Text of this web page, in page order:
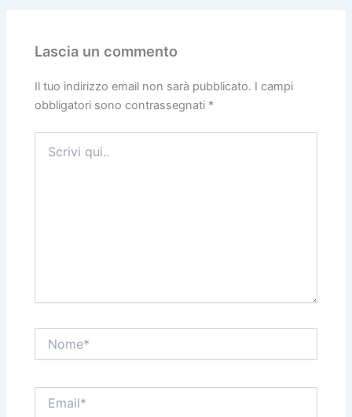
Lascia un commento
Il tuo indirizzo email non sarà pubblicato. I campi
obbligatori sono contrassegnati *
qui..